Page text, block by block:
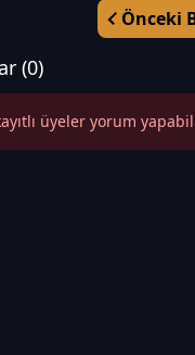
Önceki
(0)
üyeler yorum